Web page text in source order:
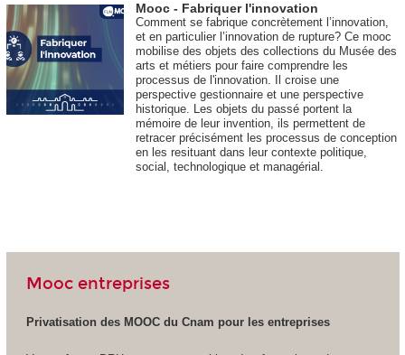
Mooc - Fabriquer l'innovation
Comment se fabrique concrètement l’innovation,
et en particulier l’innovation de rupture? Ce mooc
mobilise des objets des collections du Musée des
arts et métiers pour faire comprendre les
processus de l'innovation. Il croise une
perspective gestionnaire et une perspective
historique. Les objets du passé portent la
mémoire de leur invention, ils permettent de
retracer précisément les processus de conception
en les resituant dans leur contexte politique,
social, technologique et managérial.
Mooc entreprises
Privatisation des MOOCdu Cnam pour les entreprises